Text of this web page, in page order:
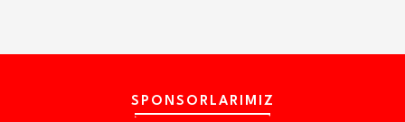
SPONSORLARIMIZ